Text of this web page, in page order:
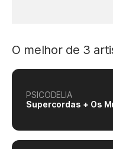
O melhor de 3
PSICODELIA
Supercordas + Os